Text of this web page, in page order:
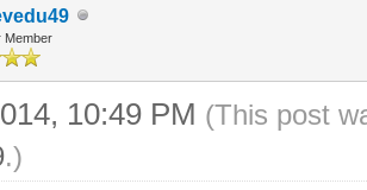
Member
10:49 PM (This post
.)